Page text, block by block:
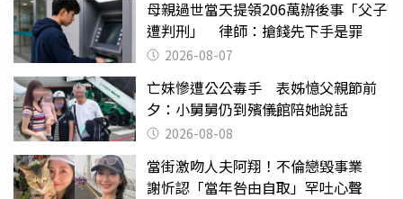
母親過世當天提領206萬辦後事「父子
遭判刑」 律師：搶錢先下手是罪
2026-08-07
亡妹慘遭公公毒手 表姊憶父親節前
夕：小舅舅仍到殯儀館陪她說話
2026-08-08
當街激吻人夫阿翔！不倫戀毀事業
謝忻認「當年咎由自取」罕吐心聲